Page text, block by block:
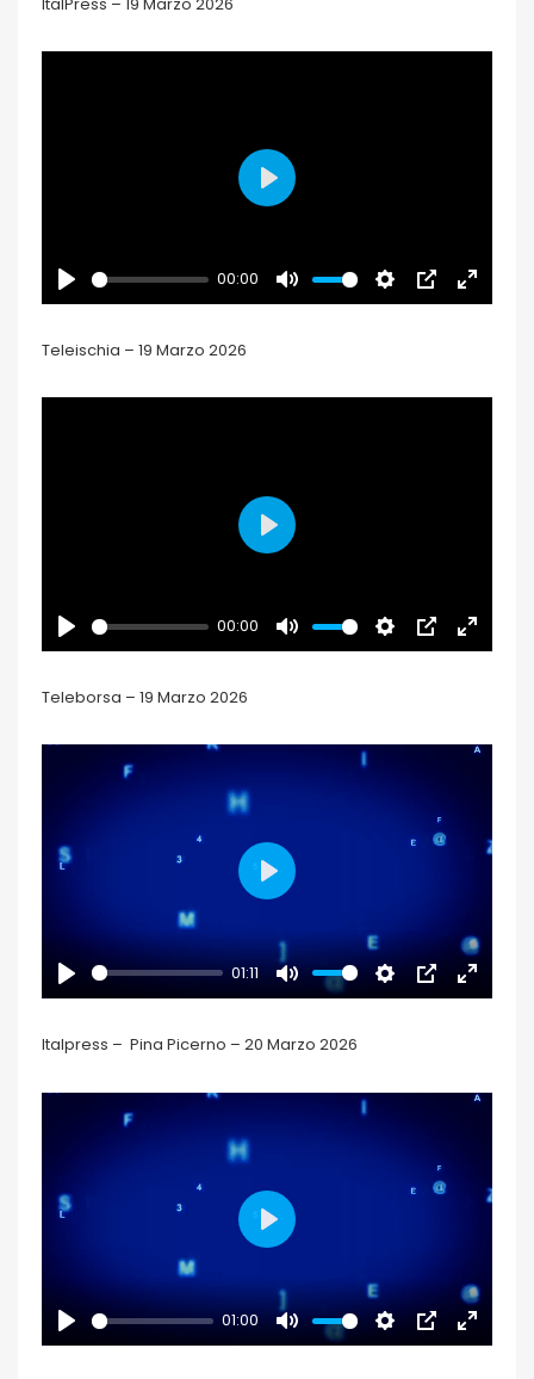
PLAY
00:00
MUTE
SETTINGS
PIP
ENTER
PLAY
Teleischia – 19 Marzo 2026
PLAY
00:00
MUTE
SETTINGS
PIP
ENTER
PLAY
Teleborsa – 19 Marzo 2026
PLAY
01:11
MUTE
SETTINGS
PIP
ENTER
PLAY
Italpress – Pina Picerno – 20 Marzo 2026
PLAY
01:00
MUTE
SETTINGS
PIP
ENTER
PLAY